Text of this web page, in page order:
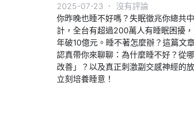
2025-07-23 ．
沒有評論
你昨晚也睡不好嗎？失眠徵兆你總共
計，全台有超過200萬人有睡眠困擾
年破10億元。睡不著怎麼辦？這篇文
認真帶你來聊聊：為什麼睡不好？從
改善」？以及真正刺激副交感神經的
立刻培養睡意！